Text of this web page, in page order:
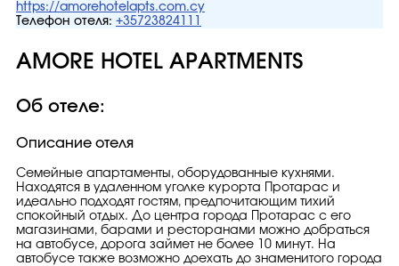
https://amorehotelapts.com.cy
Телефон отеля: +35723824111
AMORE HOTEL APARTMENTS
Об отеле:
Описание отеля
Семейные апартаменты, оборудованные кухнями.
Находятся в удаленном уголке курорта Протарас и
идеально подходят гостям, предпочитающим тихий
спокойный отдых. До центра города Протарас с его
магазинами, барами и ресторанами можно добраться
на автобусе, дорога займет не более 10 минут. На
автобусе также возможно доехать до знаменитого города